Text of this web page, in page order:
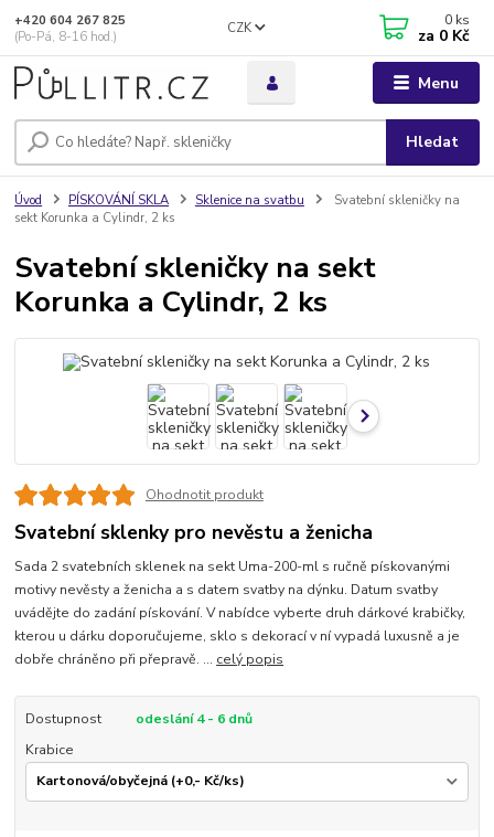
Menu
CZK
Hledat
+420 604 267 825
(Po-Pá, 8-16 hod.)
0 ks
za 0 Kč
Úvod PÍSKOVÁNÍ SKLA Sklenice na svatbu
Svatební skleničky na
sekt Korunka a Cylindr, 2 ks
Svatební skleničky na sekt
Korunka a Cylindr, 2 ks
Ohodnotit produkt
Svatební sklenky pro nevěstu a ženicha
Sada 2 svatebních sklenek na sekt Uma-200-ml s ručně pískovanými
motivy nevěsty a ženicha a s datem svatby na dýnku. Datum svatby
uvádějte do zadání pískování. V nabídce vyberte druh dárkové krabičky,
kterou u dárku doporučujeme, sklo s dekorací v ní vypadá luxusně a je
dobře chráněno při přepravě. ... celý popis
Dostupnost
odeslání 4 - 6 dnů
Krabice